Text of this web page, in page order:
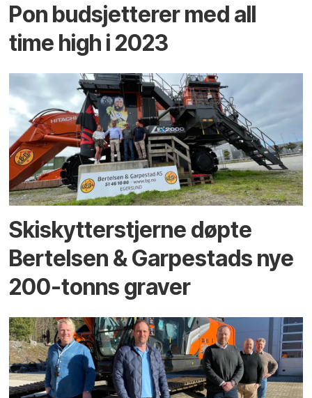
Pon budsjetterer med all
time high i 2023
Skiskytterstjerne døpte
Bertelsen & Garpestads nye
200-tonns graver